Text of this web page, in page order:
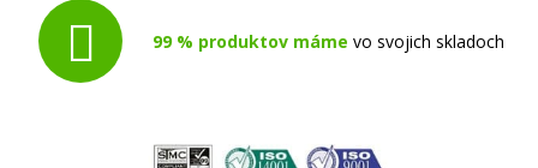
99 % produktov máme vo svojich skladoch